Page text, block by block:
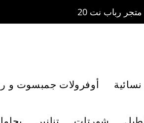
أوفرولات جمبسوت و